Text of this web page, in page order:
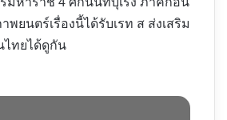
พยนตร์เรื่องนี้ได้รับเรท ส ส่งเสริม
ไทยได้ดูกัน